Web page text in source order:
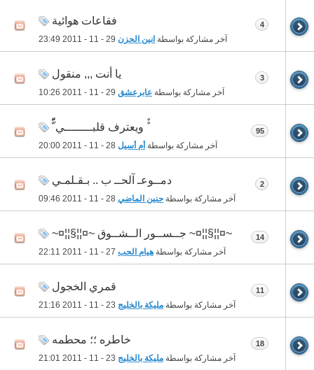
فقاعات هوائية
آخر مشاركة بواسطة انين الحزن 23:49
4
يا أنت ,,, منقول
آخر مشاركة بواسطة عابرعشق 10:26
3
ّّ ويعترف قلبــــــــي ّّّ
آخر مشاركة بواسطة أم أسيل 20:00
95
دمــوعـ آلحــ ب .. بـقـلمـي
آخر مشاركة بواسطة حنين الماضي 09:46
2
~¤¦¦§¦¦¤~ جــســور الــشــوق ~¤¦¦§¦¦¤~
آخر مشاركة بواسطة هيام الحب 22:11
14
قمري الخجول
آخر مشاركة بواسطة مليكة بالخليج 21:16
11
خاطره ؛؛ محطمه
آخر مشاركة بواسطة مليكة بالخليج 21:01
18